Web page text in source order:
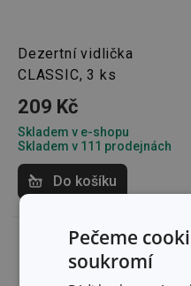
Dezertní vidlička
CLASSIC, 3 ks
209 Kč
Skladem v e-shopu
Skladem v 111 prodejnách
Do košíku
Pečeme
soukromí